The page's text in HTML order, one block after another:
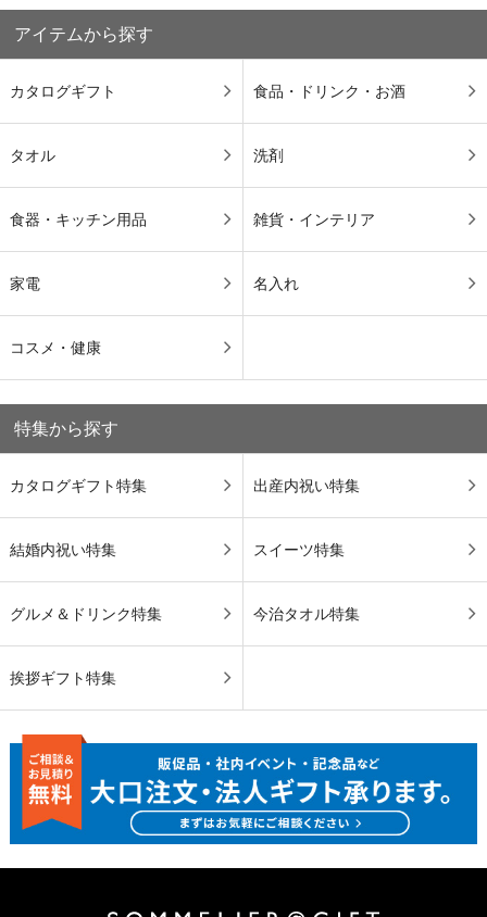
アイテムから探す
カタログギフト 食品・ドリンク・お酒
タオル 洗剤
食器・キッチン用品 雑貨・インテリア
家電 名入れ
コスメ・健康
特集から探す
カタログギフト特集 出産内祝い特集
結婚内祝い特集 スイーツ特集
グルメ＆ドリンク特集 今治タオル特集
挨拶ギフト特集